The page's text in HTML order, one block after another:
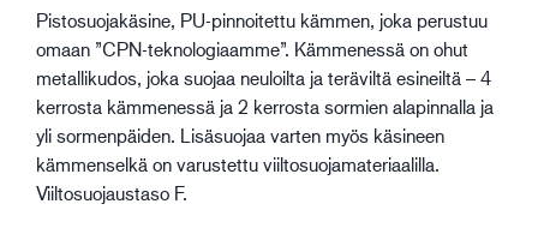
Pistosuojakäsine, PU-pinnoitettu kämmen, joka perustuu
omaan ”CPN-teknologiaamme”. Kämmenessä on ohut
metallikudos, joka suojaa neuloilta ja teräviltä esineiltä – 4
kerrosta kämmenessä ja 2 kerrosta sormien alapinnalla ja
yli sormenpäiden. Lisäsuojaa varten myös käsineen
kämmenselkä on varustettu viiltosuojamateriaalilla.
Viiltosuojaustaso F.